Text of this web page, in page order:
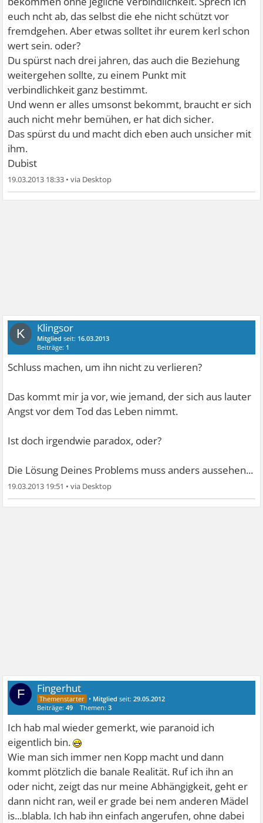
euch ncht ab, das selbst die ehe nicht schützt vor
fremdgehen. Aber etwas solltet ihr eurem kerl schon
wert sein. oder?
Du spürst nach drei jahren, das auch die Beziehung
weitergehen sollte, zu einem Punkt mit
verbindlichkeit ganz bestimmt.
Und wenn er alles umsonst bekommt, braucht er sich
auch nicht mehr bemühen, er hat dich sicher.
Das spürst du und macht dich eben auch unsicher mit
ihm.
Dubist
19.03.2013 18:33 •
K Klingsor
Mitglied seit: 16.03.2013
Beiträge: 1
Schluss machen, um ihn nicht zu verlieren?
Das kommt mir ja vor, wie jemand, der sich aus lauter
Angst vor dem Tod das Leben nimmt.
Ist doch irgendwie paradox, oder?
Die Lösung Deines Problems muss anders aussehen...
19.03.2013 19:51 •
F Fingerhut
• Mitglied seit:29.05.2012
Beiträge:49 Themen:3
Ich hab mal wieder gemerkt, wie paranoid ich
eigentlich bin.
Wie man sich immer nen Kopp macht und dann
kommt plötzlich die banale Realität. Ruf ich ihn an
oder nicht, zeigt das nur meine Abhängigkeit, geht er
dann nicht ran, weil er grade bei nem anderen Mädel
is...blabla. Ich hab ihn einfach angerufen, ohne dabei